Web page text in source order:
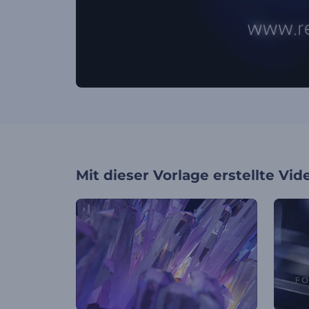
Mit dieser Vorlage erstellte